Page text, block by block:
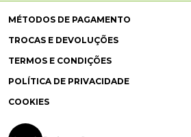
MÉTODOS DE PAGAMENTO
TROCAS E DEVOLUÇÕES
TERMOS E CONDIÇÕES
POLÍTICA DE PRIVACIDADE
COOKIES